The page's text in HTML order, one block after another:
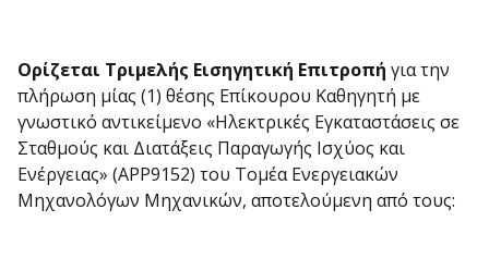
Ορίζεται Tριμελής Εισηγητική Επιτροπή για την
πλήρωση μίας (1) θέσης Επίκουρου Καθηγητή με
γνωστικό αντικείμενο «Ηλεκτρικές Εγκαταστάσεις σε
Σταθμούς και Διατάξεις Παραγωγής Ισχύος και
Ενέργειας» (APP9152) του Τομέα Ενεργειακών
Μηχανολόγων Μηχανικών, αποτελούμενη από τους: